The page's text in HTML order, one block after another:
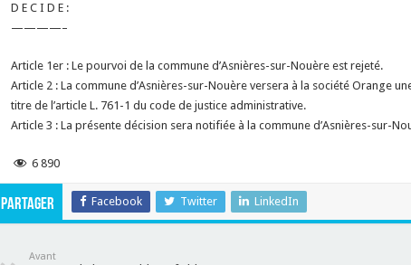
D E C I D E :
————–
Article 1er : Le pourvoi de la commune d’Asnières-sur-Nouère est rejeté.
Article 2 : La commune d’Asnières-sur-Nouère versera à la société Orange
titre de l’article L. 761-1 du code de justice administrative.
Article 3 : La présente décision sera notifiée à la commune d’Asnières-sur-
6 890
Partager Facebook Twitter LinkedIn
Avant